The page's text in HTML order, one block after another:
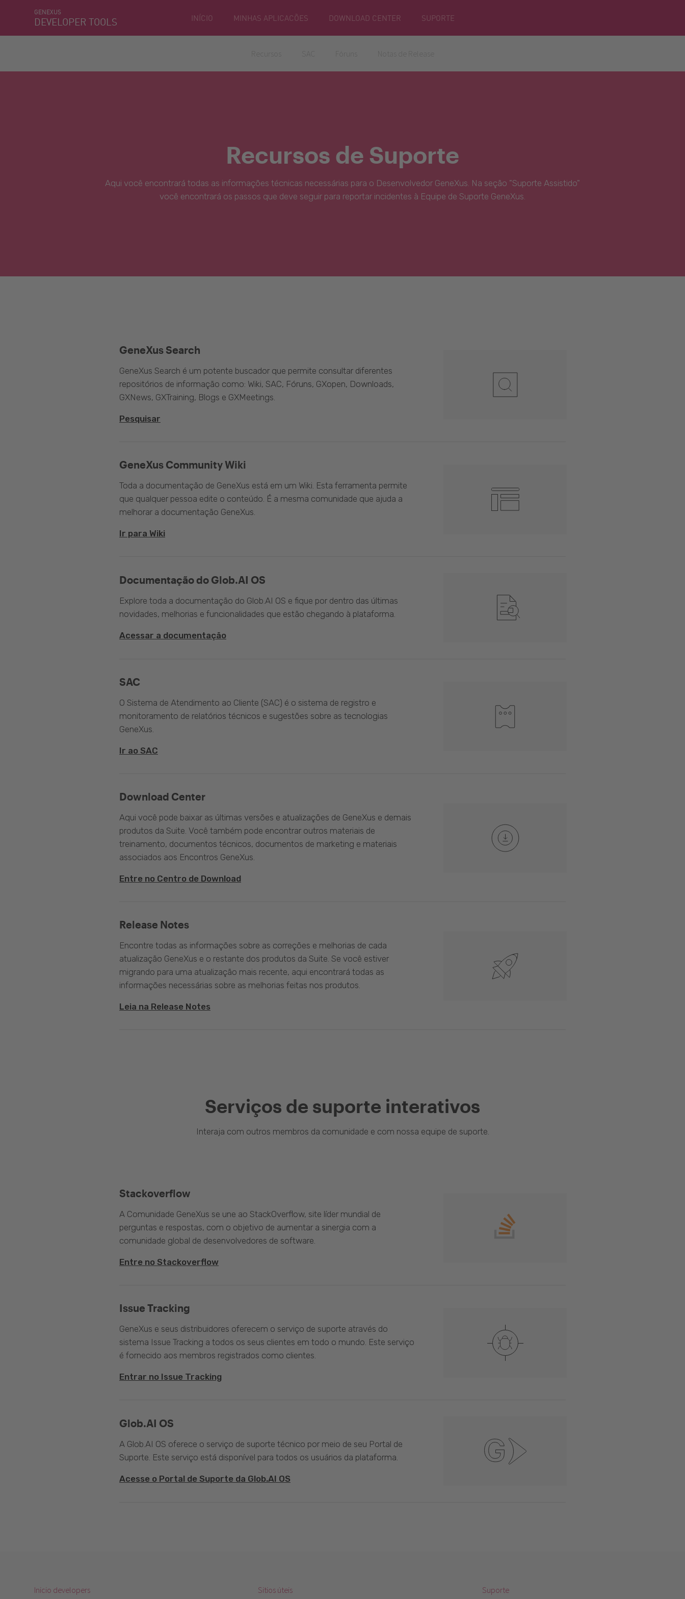
GENEXUS
DEVELOPER TOOLS INÍCIO MINHAS APLICACÕES DOWNLOAD CENTER SUPORTE
Recursos de Suporte
Aqui você encontrará todas as informações técnicas necessárias para o Desenvolvedor GeneXus. Na seção "Suporte Assistido"
você encontrará os passos que deve seguir para reportar incidentes à Equipe de Suporte GeneXus.
GeneXus Community Wiki
Toda a documentação de GeneXus está em um Wiki. Esta ferramenta permite
que qualquer pessoa edite o conteúdo. É a mesma comunidade que ajuda a
melhorar a documentação GeneXus.
Ir para Wiki
GeneXus Search
GeneXus Search é um potente buscador que permite consultar diferentes
repositórios de informação como: Wiki, SAC, Fóruns, GXopen, Downloads,
GXNews, GXTraining, Blogs e GXMeetings.
Pesquisar
Documentação do Glob.AI OS
Explore toda a documentação do Glob.AI OS e fique por dentro das últimas
novidades, melhorias e funcionalidades que estão chegando à plataforma.
Acessar a documentação
SAC
O Sistema de Atendimento ao Cliente (SAC) é o sistema de registro e
monitoramento de relatórios técnicos e sugestões sobre as tecnologias
GeneXus.
Ir ao SAC
Download Center
Aqui você pode baixar as últimas versões e atualizações de GeneXus e demais
produtos da Suite. Você também pode encontrar outros materiais de
treinamento, documentos técnicos, documentos de marketing e materiais
associados aos Encontros GeneXus.
Entre no Centro de Download
Release Notes
Encontre todas as informações sobre as correções e melhorias de cada
atualização GeneXus e o restante dos produtos da Suite. Se você estiver
migrando para uma atualização mais recente, aqui encontrará todas as
informações necessárias sobre as melhorias feitas nos produtos.
Leia na Release Notes
Serviços de suporte interativos
Interaja com outros membros da comunidade e com nossa equipe de suporte.
Stackoverflow
A Comunidade GeneXus se une ao StackOverflow, site líder mundial de
perguntas e respostas, com o objetivo de aumentar a sinergia com a
comunidade global de desenvolvedores de software.
Entre no Stackoverflow
Issue Tracking
GeneXus e seus distribuidores oferecem o serviço de suporte através do
sistema Issue Tracking a todos os seus clientes em todo o mundo. Este serviço
é fornecido aos membros registrados como clientes.
Entrar no Issue Tracking
Glob.AI OS
A Glob.AI OS oferece o serviço de suporte técnico por meio de seu Portal de
Suporte. Este serviço está disponível para todos os usuários da plataforma.
Acesse o Portal de Suporte da Glob.AI OS
Inicio developers Sitios úteis Suporte